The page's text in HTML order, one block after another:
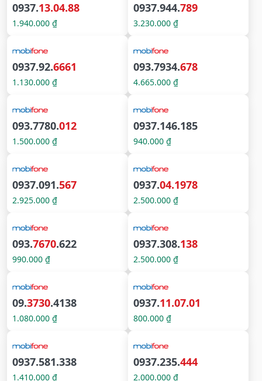
0937.13.04.88
1.940.000 ₫
0937.944.789
3.230.000 ₫
0937.92.6661
1.130.000 ₫
093.7934.678
4.665.000 ₫
093.7780.012
1.500.000 ₫
0937.146.185
940.000 ₫
0937.091.567
2.925.000 ₫
0937.04.1978
2.500.000 ₫
093.7670.622
990.000 ₫
0937.308.138
2.500.000 ₫
09.3730.4138
1.080.000 ₫
0937.11.07.01
800.000 ₫
0937.581.338
1.410.000 ₫
0937.235.444
2.000.000 ₫